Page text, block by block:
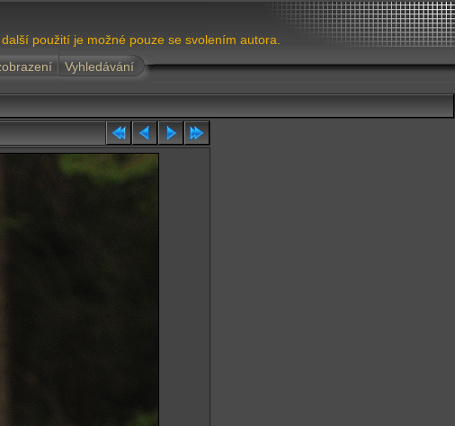
použití je možné pouze se svolením autora.
Vyhledávání